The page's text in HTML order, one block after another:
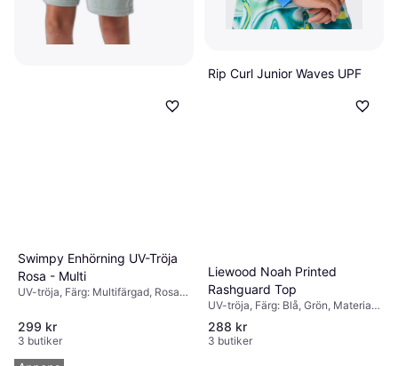
Rip Curl Junior Waves UPF
Swimpy Enhörning UV-Tröja
Rosa - Multi
UV-tröja, Färg: Multifärgad, Rosa,
Enfärgad
299 kr
3 butiker
Liewood Noah Printed
Rashguard Top
UV-tröja, Färg: Blå, Grön, Material:
Polyester, Mönster: Enfärgad
288 kr
3 butiker